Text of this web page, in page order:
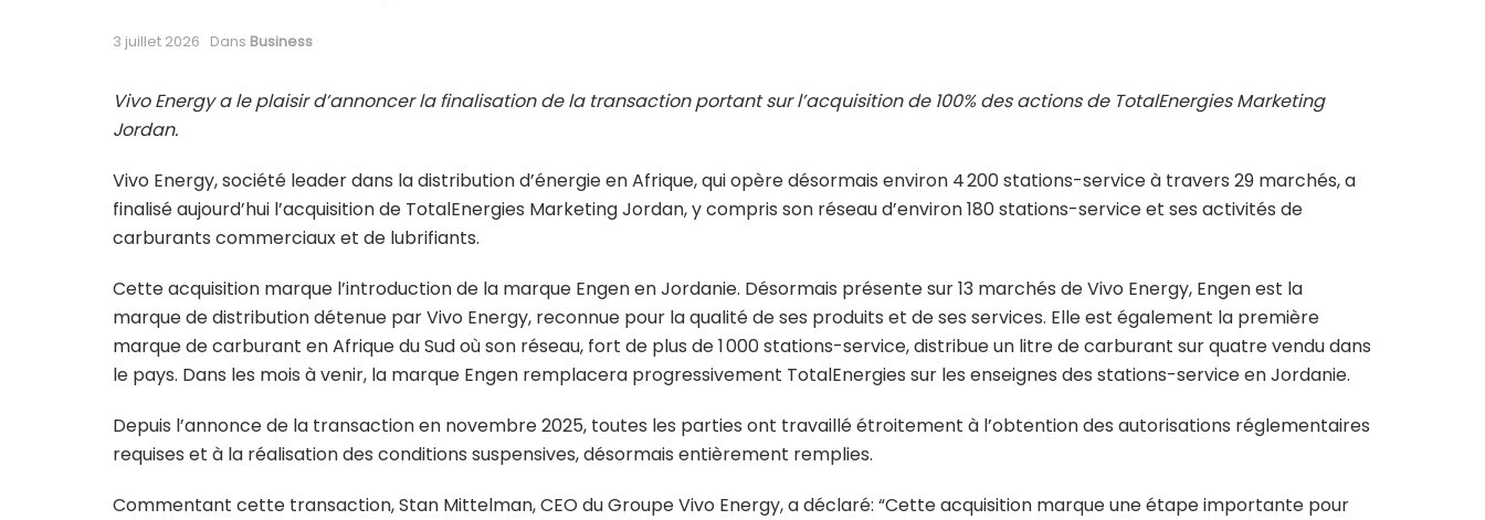
3 juillet 2026 Dans Business
Vivo Energy a le plaisir d’annoncer la finalisation de la transaction portant sur l’acquisition de 100% des actions de TotalEnergies Marketing
Jordan.
Vivo Energy, société leader dans la distribution d’énergie en Afrique, qui opère désormais environ 4 200 stations-service à travers 29 marchés, a
finalisé aujourd’hui l’acquisition de TotalEnergies Marketing Jordan, y compris son réseau d’environ 180 stations-service et ses activités de
carburants commerciaux et de lubrifiants.
Cette acquisition marque l’introduction de la marque Engen en Jordanie. Désormais présente sur 13 marchés de Vivo Energy, Engen est la
marque de distribution détenue par Vivo Energy, reconnue pour la qualité de ses produits et de ses services. Elle est également la première
marque de carburant en Afrique du Sud où son réseau, fort de plus de 1 000 stations-service, distribue un litre de carburant sur quatre vendu dans
le pays. Dans les mois à venir, la marque Engen remplacera progressivement TotalEnergies sur les enseignes des stations-service en Jordanie.
Depuis l’annonce de la transaction en novembre 2025, toutes les parties ont travaillé étroitement à l’obtention des autorisations réglementaires
requises et à la réalisation des conditions suspensives, désormais entièrement remplies.
Commentant cette transaction, Stan Mittelman, CEO du Groupe Vivo Energy, a déclaré: “Cette acquisition marque une étape importante pour